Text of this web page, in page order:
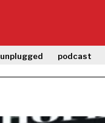
unplugged podcast